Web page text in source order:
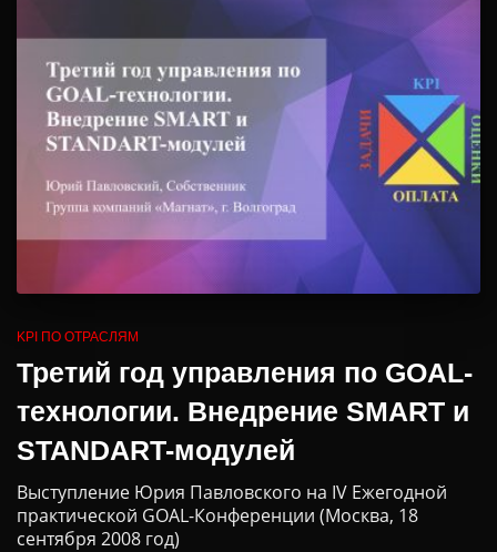
KPI ПО ОТРАСЛЯМ
Третий год управления по GOAL-
технологии. Внедрение SMART и
STANDART-модулей
Выступление Юрия Павловского на IV Ежегодной
практической GOAL-Конференции (Москва, 18
сентября 2008 год)